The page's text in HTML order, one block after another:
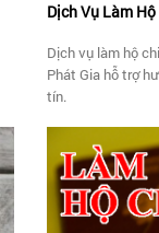
Dịch Vụ Làm
Dịch vụ làm hộ
Phát Gia hỗ trợ
tín.